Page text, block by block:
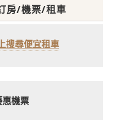
房/機票/租車
搜尋便宜租車
惠機票